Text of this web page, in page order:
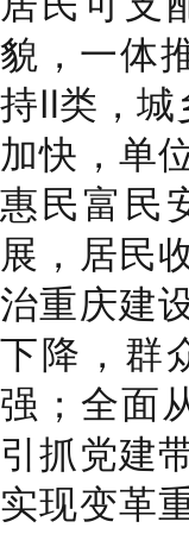
貌，一体
持Ⅱ类，
加快，单
惠民富民
展，居民
治重庆建
下降，群
强；全面
引抓党建
实现变革